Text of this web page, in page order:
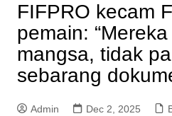
FIFPRO kecam
pemain:
mangsa, tidak
sebarang
Admin Dec 2, 2025